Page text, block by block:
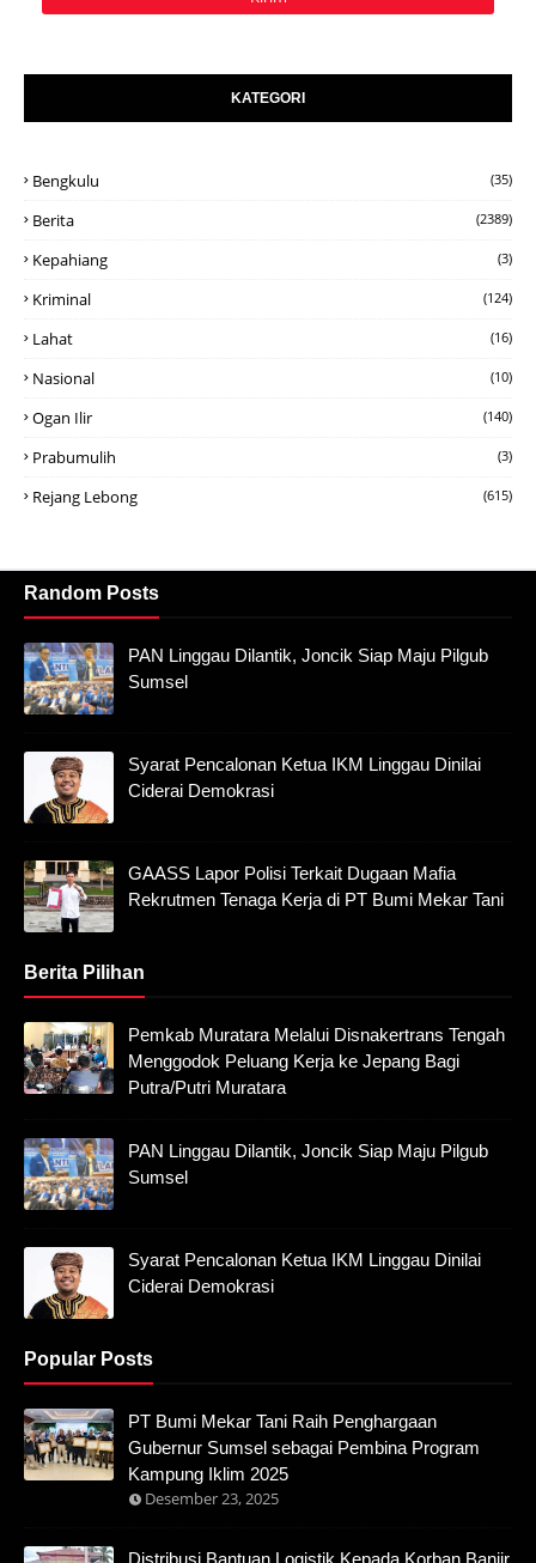
KATEGORI
Bengkulu (35)
Berita (2389)
Kepahiang (3)
Kriminal (124)
Lahat (16)
Nasional (10)
Ogan Ilir (140)
Prabumulih (3)
Rejang Lebong (615)
Random Posts
PAN Linggau Dilantik, Joncik Siap Maju Pilgub
Sumsel
Syarat Pencalonan Ketua IKM Linggau Dinilai
Ciderai Demokrasi
GAASS Lapor Polisi Terkait Dugaan Mafia
Rekrutmen Tenaga Kerja di PT Bumi Mekar Tani
Berita Pilihan
Pemkab Muratara Melalui Disnakertrans Tengah
Menggodok Peluang Kerja ke Jepang Bagi
Putra/Putri Muratara
PAN Linggau Dilantik, Joncik Siap Maju Pilgub
Sumsel
Syarat Pencalonan Ketua IKM Linggau Dinilai
Ciderai Demokrasi
Popular Posts
PT Bumi Mekar Tani Raih Penghargaan
Gubernur Sumsel sebagai Pembina Program
Kampung Iklim 2025
Desember 23, 2025
Distribusi Bantuan Logistik Kepada Korban Banjir